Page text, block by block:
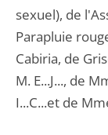
sexuel), de
Parapluie
Cabiria, de
M. E...J..., de
I...C...et de